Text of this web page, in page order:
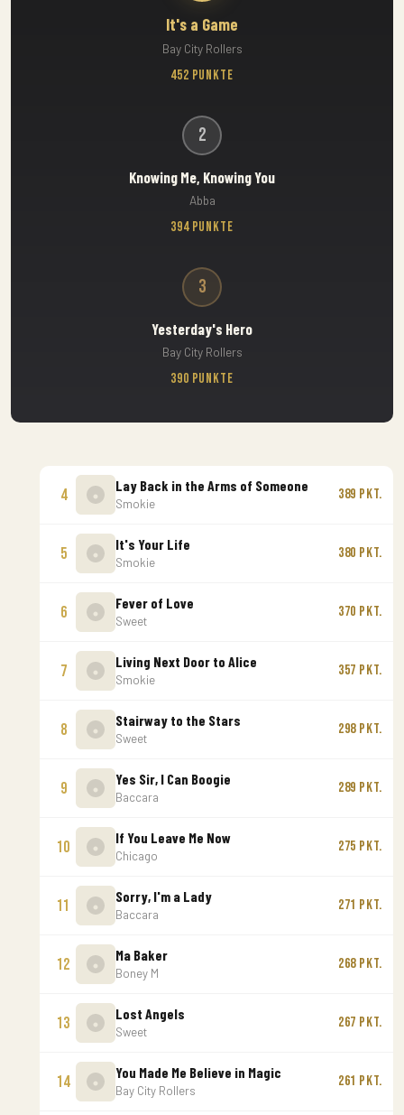
It's a Game
Bay City Rollers
452 Punkte
2
Knowing Me, Knowing You
Abba
394 Punkte
3
Yesterday's Hero
Bay City Rollers
390 Punkte
4
Lay Back in the Arms of Someone
Smokie
389 Pkt.
5
It's Your Life
Smokie
380 Pkt.
6
Fever of Love
Sweet
370 Pkt.
7
Living Next Door to Alice
Smokie
357 Pkt.
8
Stairway to the Stars
Sweet
298 Pkt.
9
Yes Sir, I Can Boogie
Baccara
289 Pkt.
10
If You Leave Me Now
Chicago
275 Pkt.
11
Sorry, I'm a Lady
Baccara
271 Pkt.
12
Ma Baker
Boney M
268 Pkt.
13
Lost Angels
Sweet
267 Pkt.
14
You Made Me Believe in Magic
Bay City Rollers
261 Pkt.